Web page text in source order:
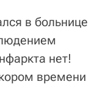
в больнице
нет!
времени